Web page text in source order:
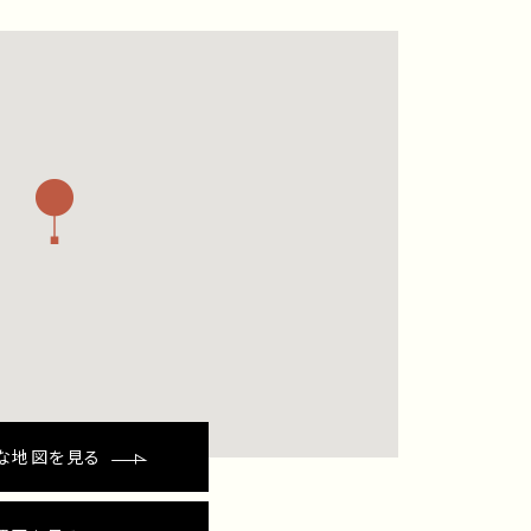
地図を見る